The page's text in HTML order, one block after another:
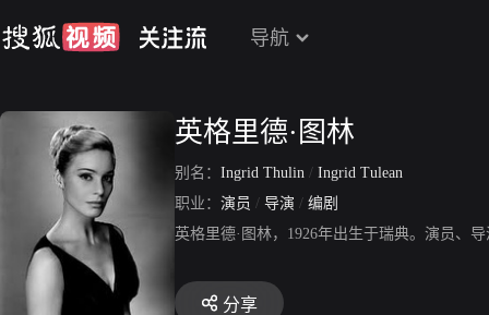
导航
英格里德·图林
别名： Ingrid Thulin / Ingrid Tulean
职业： 演员 / 导演 / 编剧
英格里德·图林，1926年出生于瑞典。演员、
分享